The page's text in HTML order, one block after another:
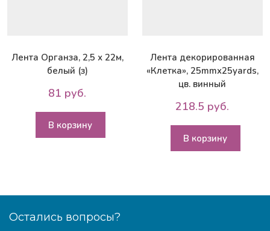
Лента Органза, 2,5 х 22м,
белый (з)
81 руб.
В корзину
Лента декорированная
«Клетка», 25mmx25yards,
цв. винный
218.5 руб.
В корзину
Остались вопросы?